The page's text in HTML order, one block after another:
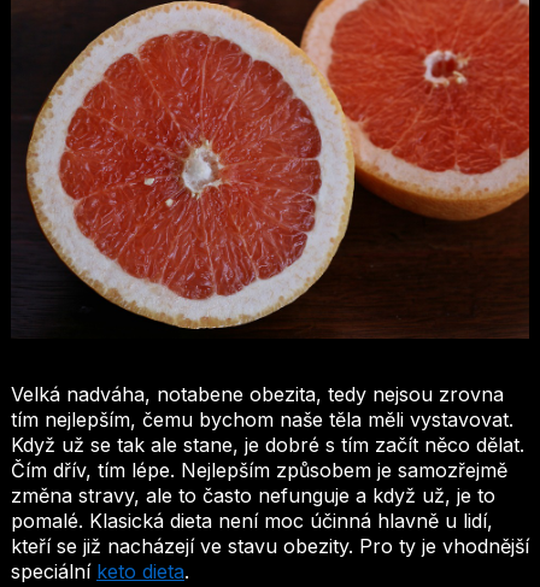
Velká nadváha, notabene obezita, tedy nejsou zrovna
tím nejlepším, čemu bychom naše těla měli vystavovat.
Když už se tak ale stane, je dobré s tím začít něco dělat.
Čím dřív, tím lépe. Nejlepším způsobem je samozřejmě
změna stravy, ale to často nefunguje a když už, je to
pomalé. Klasická dieta není moc účinná hlavně u lidí,
kteří se již nacházejí ve stavu obezity. Pro ty je vhodnější
speciální keto dieta.